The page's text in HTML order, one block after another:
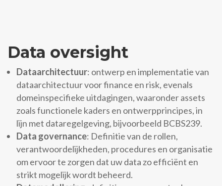
Data oversight
Dataarchitectuur: ontwerp en implementatie van
dataarchitectuur voor finance en risk, evenals
domeinspecifieke uitdagingen, waaronder assets
zoals functionele kaders en ontwerpprincipes, in
lijn met dataregelgeving, bijvoorbeeld BCBS239.
Data governance: Definitie van de rollen,
verantwoordelijkheden, procedures en organisatie
om ervoor te zorgen dat uw data zo efficiënt en
strikt mogelijk wordt beheerd.